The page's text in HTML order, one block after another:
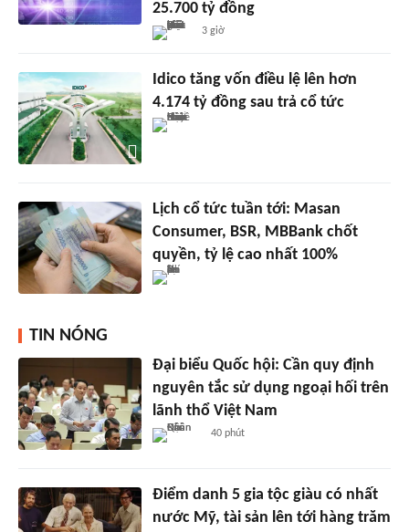
25.700 tỷ đồng
3 giờ
Idico tăng vốn điều lệ lên hơn
4.174 tỷ đồng sau trả cổ tức
Lịch cổ tức tuần tới: Masan
Consumer, BSR, MBBank chốt
quyền, tỷ lệ cao nhất 100%
TIN NÓNG
Đại biểu Quốc hội: Cần quy định
nguyên tắc sử dụng ngoại hối trên
lãnh thổ Việt Nam
40 phút
Điểm danh 5 gia tộc giàu có nhất
nước Mỹ, tài sản lên tới hàng trăm